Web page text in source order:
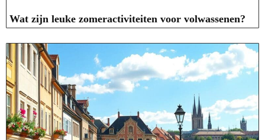
Wat zijn leuke zomeractiviteiten voor volwassenen?